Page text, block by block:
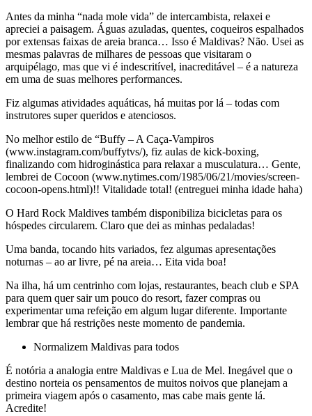
Antes da minha “nada mole vida” de intercambista, relaxei e
apreciei a paisagem. Águas azuladas, quentes, coqueiros espalhados
por extensas faixas de areia branca… Isso é Maldivas? Não. Usei as
mesmas palavras de milhares de pessoas que visitaram o
arquipélago, mas que vi é indescritível, inacreditável – é a natureza
em uma de suas melhores performances.
Fiz algumas atividades aquáticas, há muitas por lá – todas com
instrutores super queridos e atenciosos.
No melhor estilo de “Buffy – A Caça-Vampiros
(www.instagram.com/buffytvs/), fiz aulas de kick-boxing,
finalizando com hidroginástica para relaxar a musculatura… Gente,
lembrei de Cocoon (www.nytimes.com/1985/06/21/movies/screen-
cocoon-opens.html)!! Vitalidade total! (entreguei minha idade haha)
O Hard Rock Maldives também disponibiliza bicicletas para os
hóspedes circularem. Claro que dei as minhas pedaladas!
Uma banda, tocando hits variados, fez algumas apresentações
noturnas – ao ar livre, pé na areia… Eita vida boa!
Na ilha, há um centrinho com lojas, restaurantes, beach club e SPA
para quem quer sair um pouco do resort, fazer compras ou
experimentar uma refeição em algum lugar diferente. Importante
lembrar que há restrições neste momento de pandemia.
Normalizem Maldivas para todos
É notória a analogia entre Maldivas e Lua de Mel. Inegável que o
destino norteia os pensamentos de muitos noivos que planejam a
primeira viagem após o casamento, mas cabe mais gente lá.
Acredite!